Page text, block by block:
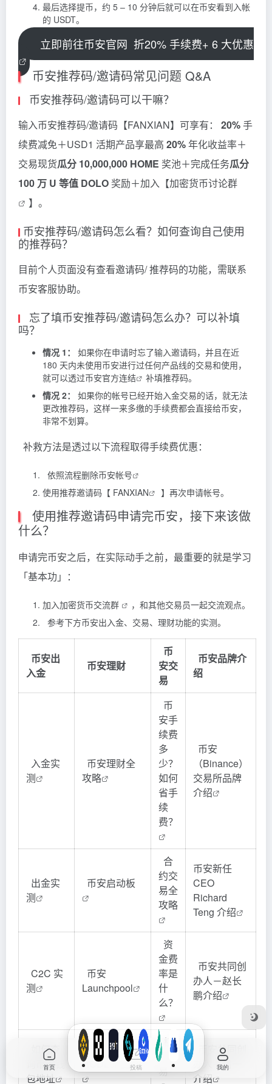
最后选择提币，约 5 – 10 分钟后就可以在币安看到入帐
的 USDT。
立即前往币安官网 折20% 手续费+ 6 大优惠
币安推荐码/邀请码常见问题 Q&A
币安推荐码/邀请码可以干嘛？
输入币安推荐码/邀请码【FANXIAN】可享有： 20%手
续费减免＋USD1 活期产品享最高 20%年化收益率＋
交易现货瓜分 10,000,000 HOME 奖池＋完成任务瓜分
100 万 U 等值 DOLO 奖励＋加入【加密货币讨论群
】。
币安推荐码/邀请码怎么看？如何查询自己使用
的推荐码？
目前个人页面没有查看邀请码/ 推荐码的功能，需联系
币安客服协助。
忘了填币安推荐码/邀请码怎么办？可以补填
吗？
情况 1：
如果你在申请时忘了输入邀请码，并且在近
180 天内未使用币安进行过任何产品线的交易和使用，
就可以透过币安官方连结
补填推荐码。
情况 2：
如果你的帐号已经开始入金交易的话，就无法
更改推荐码，这样一来多缴的手续费都会直接给币安，
非常不划算。
补救方法是透过以下流程取得手续费优惠：
依照流程删除币安帐号
使用推荐邀请码【 FANXIAN 】再次申请帐号。
使用推荐邀请码申请完币安，接下来该做
什么？
申请完币安之后，在实际动手之前，最重要的就是学习
「基本功」：
加入加密货币交流群
，和其他交易员一起交流观点。
参考下方币安出入金、交易、理财功能的实测。
币安出
入金
币安理财
币
安交
易
币安品牌介
绍
入金实
测
币安理财全
攻略
币
安手
续费
多
少？
如何
省手
续
费？
币安
（Binance）
交易所品牌
介绍
出金实
测
币安启动板
合
约交
易全
攻略
币安新任
CEO
Richard
Teng 介绍
C2C 实
测
币安
Launchpool
资
金费
率是
什
么？
币安共同创
办人－赵长
鹏介绍
如何查
询币安钱
包地址
币安
HODLer 空投
杠
杆交
易
币安共同创
办人－何一
介绍
首页 投稿 我的